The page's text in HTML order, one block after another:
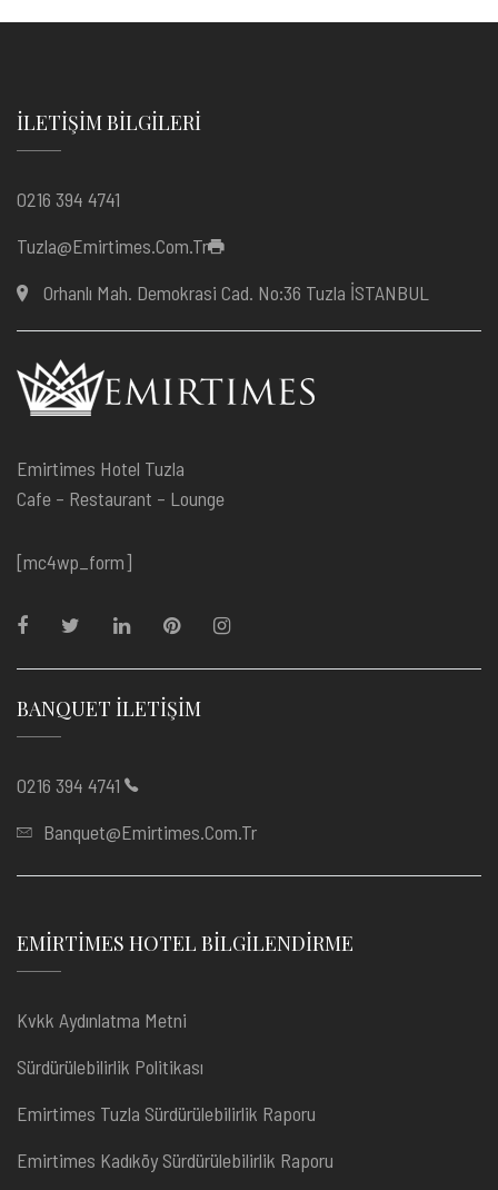
İLETIŞIM BILGILERI
0216 394 4741
Tuzla@emirtimes.com.tr
Orhanlı Mah. Demokrasi Cad. No:36 Tuzla İSTANBUL
Emirtimes Hotel Tuzla
Cafe – Restaurant – Lounge
[mc4wp_form]
BANQUET İLETIŞIM
0216 394 4741
Banquet@emirtimes.com.tr
EMIRTIMES HOTEL BILGILENDIRME
Kvkk Aydınlatma Metni
Sürdürülebilirlik Politikası
Emirtimes Tuzla Sürdürülebilirlik Raporu
Emirtimes Kadıköy Sürdürülebilirlik Raporu